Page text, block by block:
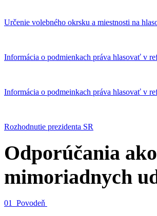
Určenie volebného okrsku a miestnosti na
Informácia o podmienkach práva hlasovať v
Informácia o podmeinkach práva hlasovať v
Rozhodnutie prezidenta SR
Odporúčania
mimoriadnych
01_Povodeň